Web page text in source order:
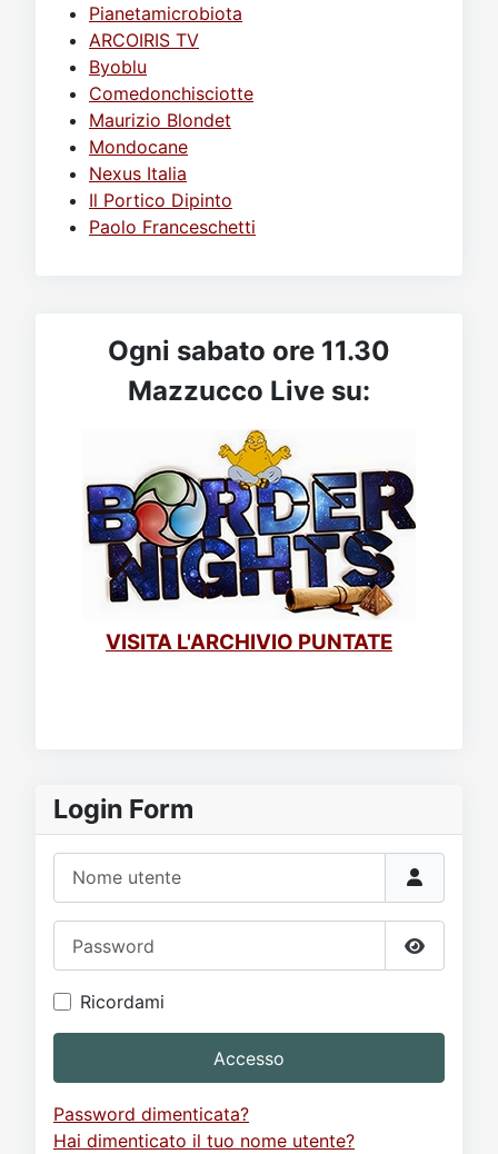
Login Form
Mostra
Ricordami
Accesso
Password dimenticata?
Hai dimenticato il tuo nome utente?
Pianetamicrobiota
ARCOIRIS TV
Byoblu
Comedonchisciotte
Maurizio Blondet
Mondocane
Nexus Italia
Il Portico Dipinto
Paolo Franceschetti
Ogni sabato ore 11.30
Mazzucco Live su:
VISITA L'ARCHIVIO PUNTATE